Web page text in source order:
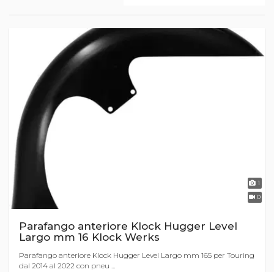
1
0
Parafango anteriore Klock Hugger Level
Largo mm 16 Klock Werks
Parafango anteriore Klock Hugger Level Largo mm 165 per Touring
dal 2014 al 2022 con pneu ...